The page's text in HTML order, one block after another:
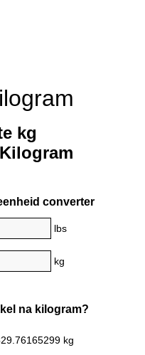
kg
converter
lbs
kg
na kilogram?
kg